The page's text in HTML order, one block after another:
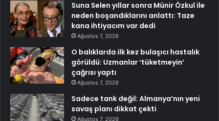
Suna Selen yıllar sonra Münir Özkul ile
neden boşandıklarını anlattı: Taze
kana ihtiyacım var dedi
Ağustos 7, 2026
O balıklarda ilk kez bulaşıcı hastalık
görüldü: Uzmanlar ‘tüketmeyin’
çağrısı yaptı
Ağustos 7, 2026
Sadece tank değil: Almanya’nın yeni
savaş planı dikkat çekti
Ağustos 7, 2026